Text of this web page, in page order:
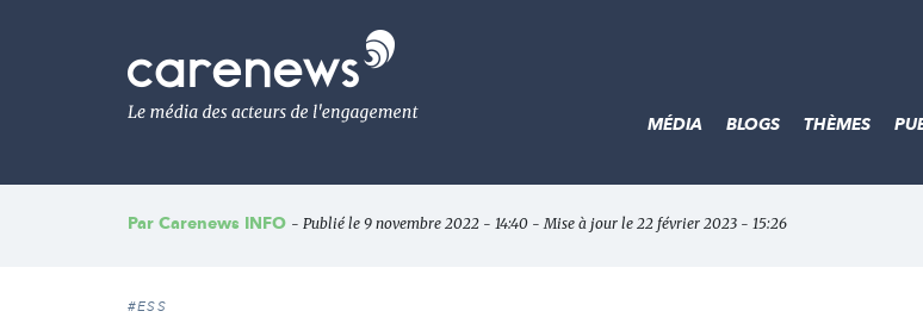
Le
média
de
l'engagement
MÉDIA BLOGS THÈMES
Par Carenews INFO - Publié le 9 novembre 2022 - 14:40 - Mise à jour le 22 février 2023 - 15:26
#ESS